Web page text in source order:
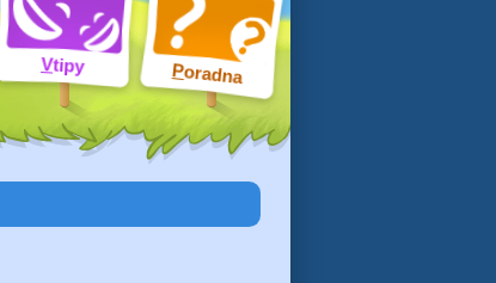
Vtipy Poradna